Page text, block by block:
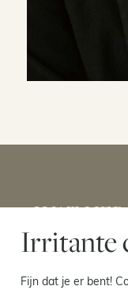
Irritante
Fijn dat je er bent!
WAT
WE